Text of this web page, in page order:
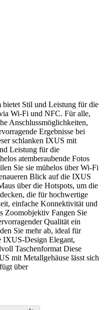
Stil und Leistung für die
Wi-Fi und NFC. Für alle,
Anschlussmöglichkeiten,
Ergebnisse bei
schlanken IXUS mit
Leistung für die
atemberaubende Fotos
Sie sie mühelos über Wi-Fi
Blick auf die IXUS
über die Hotspots, um die
die für hochwertige
einfache Konnektivität und
Zoomobjektiv Fangen Sie
Qualität ein
Sie mehr ab, ideal für
IXUS-Design Elegant,
Taschenformat Diese
mit Metallgehäuse lässt sich
über